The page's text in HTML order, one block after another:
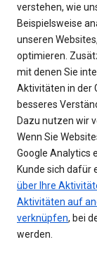
verstehen, wie
Beispielsweise
unseren
optimieren.
mit denen Sie
Aktivitäten in der
besseres
Dazu nutzen wir
Wenn Sie
Google Analytics
Kunde sich dafür
über Ihre
Aktivitäten auf
verknüpfen, bei
werden.